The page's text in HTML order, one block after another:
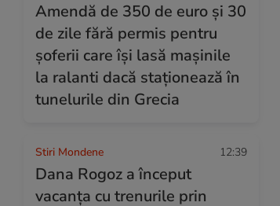
Amendă de 350 de euro și 30
de zile fără permis pentru
șoferii care își lasă mașinile
la ralanti dacă staționează în
tunelurile din Grecia
Stiri Mondene 12:39
Dana Rogoz a început
vacanța cu trenurile prin